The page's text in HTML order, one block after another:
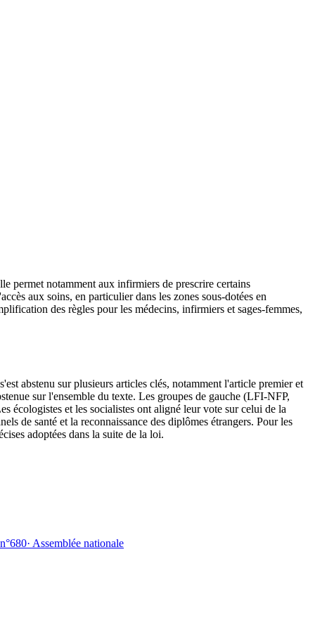
permet notamment aux infirmiers de prescrire certains
aux soins, en particulier dans les zones sous-dotées en
des règles pour les médecins, infirmiers et sages-femmes,
abstenu sur plusieurs articles clés, notamment l'article premier et
sur l'ensemble du texte. Les groupes de gauche (LFI-NFP,
écologistes et les socialistes ont aligné leur vote sur celui de la
de santé et la reconnaissance des diplômes étrangers. Pour les
adoptées dans la suite de la loi.
· Assemblée nationale